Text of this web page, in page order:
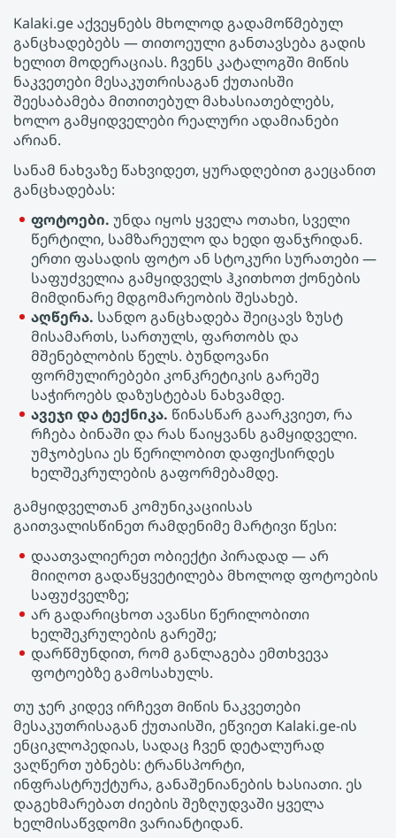
Kalaki.ge აქვეყნებს მხოლოდ გადამოწმებულ
განცხადებებს — თითოეული განთავსება გადის
ხელით მოდერაციას. ჩვენს კატალოგში Მიწის
ნაკვეთები მესაკუთრისაგან ქუთაისში
შეესაბამება მითითებულ მახასიათებლებს,
ხოლო გამყიდველები რეალური ადამიანები
არიან.
სანამ ნახვაზე წახვიდეთ, ყურადღებით გაეცანით
განცხადებას:
ფოტოები. უნდა იყოს ყველა ოთახი, სველი
წერტილი, სამზარეულო და ხედი ფანჯრიდან.
ერთი ფასადის ფოტო ან სტოკური სურათები —
საფუძველია გამყიდველს ჰკითხოთ ქონების
მიმდინარე მდგომარეობის შესახებ.
აღწერა. სანდო განცხადება შეიცავს ზუსტ
მისამართს, სართულს, ფართობს და
მშენებლობის წელს. ბუნდოვანი
ფორმულირებები კონკრეტიკის გარეშე
საჭიროებს დაზუსტებას ნახვამდე.
ავეჯი და ტექნიკა. წინასწარ გაარკვიეთ, რა
რჩება ბინაში და რას წაიყვანს გამყიდველი.
უმჯობესია ეს წერილობით დაფიქსირდეს
ხელშეკრულების გაფორმებამდე.
გამყიდველთან კომუნიკაციისას
გაითვალისწინეთ რამდენიმე მარტივი წესი:
დაათვალიერეთ ობიექტი პირადად — არ
მიიღოთ გადაწყვეტილება მხოლოდ ფოტოების
საფუძველზე;
არ გადარიცხოთ ავანსი წერილობითი
ხელშეკრულების გარეშე;
დარწმუნდით, რომ განლაგება ემთხვევა
ფოტოებზე გამოსახულს.
თუ ჯერ კიდევ ირჩევთ Მიწის ნაკვეთები
მესაკუთრისაგან ქუთაისში, ეწვიეთ Kalaki.ge-ის
ენციკლოპედიას, სადაც ჩვენ დეტალურად
ვაღწერთ უბნებს: ტრანსპორტი,
ინფრასტრუქტურა, განაშენიანების ხასიათი. ეს
დაგეხმარებათ ძიების შეზღუდვაში ყველა
ხელმისაწვდომი ვარიანტიდან.